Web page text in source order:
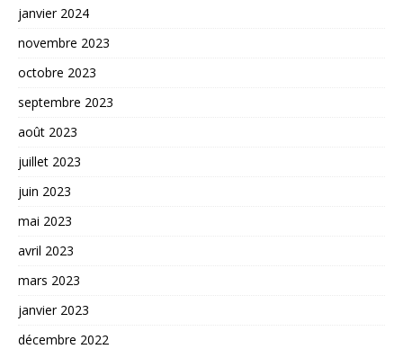
janvier 2024
novembre 2023
octobre 2023
septembre 2023
août 2023
juillet 2023
juin 2023
mai 2023
avril 2023
mars 2023
janvier 2023
décembre 2022